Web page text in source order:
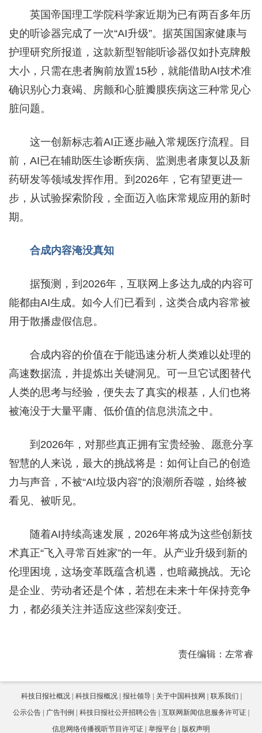
英国帝国理工学院科学家近期为已有两百多年历
史的听诊器完成了一次“AI升级”。据英国国家健康与
护理研究所报道，这款新型智能听诊器仅如扑克牌般
大小，只需在患者胸前放置15秒，就能借助AI技术准
确识别心力衰竭、房颤和心脏瓣膜疾病这三种常见心
脏问题。
这一创新标志着AI正逐步融入常规医疗流程。目
前，AI已在辅助医生诊断疾病、监测患者康复以及新
药研发等领域发挥作用。到2026年，它有望更进一
步，从试验探索阶段，全面迈入临床常规应用的新时
期。
合成内容淹没真知
据预测，到2026年，互联网上多达九成的内容可
能都由AI生成。如今人们已看到，这类合成内容常被
用于散播虚假信息。
合成内容的价值在于能迅速分析人类难以处理的
高速数据流，并提炼出关键洞见。可一旦它试图替代
人类的思考与经验，便失去了真实的根基，人们也将
被淹没于大量平庸、低价值的信息洪流之中。
到2026年，对那些真正拥有宝贵经验、愿意分享
智慧的人来说，最大的挑战将是：如何让自己的创造
力与声音，不被“AI垃圾内容”的浪潮所吞噬，始终被
看见、被听见。
随着AI持续高速发展，2026年将成为这些创新技
术真正“飞入寻常百姓家”的一年。从产业升级到新的
伦理困境，这场变革既蕴含机遇，也暗藏挑战。无论
是企业、劳动者还是个体，若想在未来十年保持竞争
力，都必须关注并适应这些深刻变迁。
责任编辑：左常睿
科技日报社概况 科技日报概况 报社领导 关于中国科技网
联系我们
公示公告
广告刊例 科技日报社公开招聘公告
互联网新闻信息服务许可证
信息网络传播视听节目许可证
举报平台 版权声明